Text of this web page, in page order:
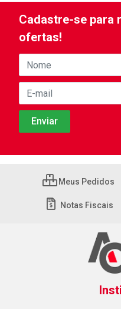
Cadastre-se para
ofertas!
Meus Pedidos
Notas Fiscais